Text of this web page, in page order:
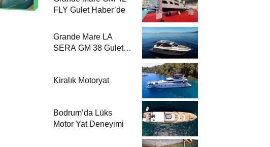
FLY Gulet Haber’de
Grande Mare LA
SERA GM 38 Gulet
Kiralık Motoryat
Bodrum’da Lüks
Motor Yat Deneyimi